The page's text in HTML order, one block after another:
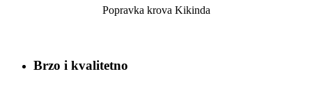
Popravka krova Kikinda
Brzo i kvalitetno